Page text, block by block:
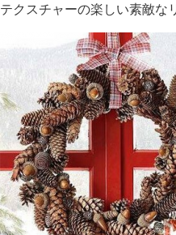
テクスチャーの楽しい素敵な